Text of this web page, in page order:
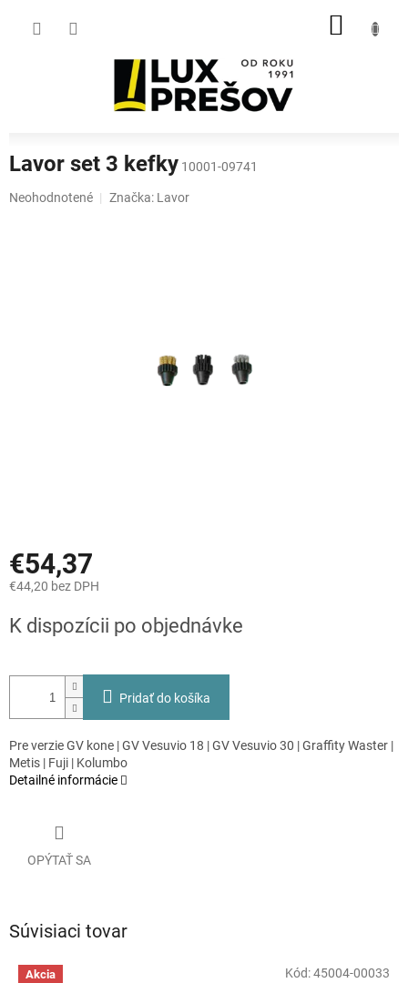
Lavor set 3 kefky 10001-09741
Priemerné
Neohodnotené Značka: Lavor
€54,37
€44,20 bez DPH
cena:
K dispozícii po objednávke
Pridať do košíka
Pre verzie GV kone | GV Vesuvio 18 | GV Vesuvio 30 | Graffity Waster |
Metis | Fuji | Kolumbo
Detailné informácie
OPÝTAŤ SA
Súvisiaci tovar
Akcia Kód:45004-00033